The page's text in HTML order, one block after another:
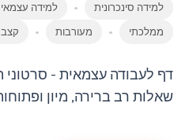
למידה סינכרונית למידה
ממלכתי מעורבות קצב
דף לעבודה עצמאית - סרטוני
שאלות רב ברירה, מיון